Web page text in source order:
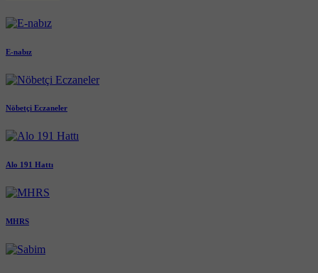
E-nabız
Nöbetçi Eczaneler
Alo 191 Hattı
MHRS